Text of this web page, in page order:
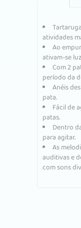
atividades
Ao
ativam-se
Com 2
período da
Anéis
pata.
Fácil de
patas.
Dentro
para agitar.
As
auditivas e
com sons